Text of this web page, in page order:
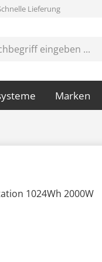
Lieferung
Marken